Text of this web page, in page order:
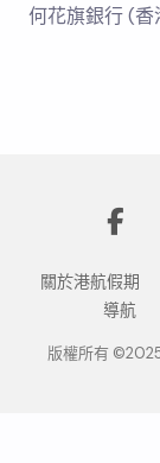
何花旗銀行 (
關於港航假期
導航
版權所有